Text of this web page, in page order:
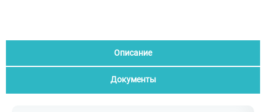
Описание
Документы